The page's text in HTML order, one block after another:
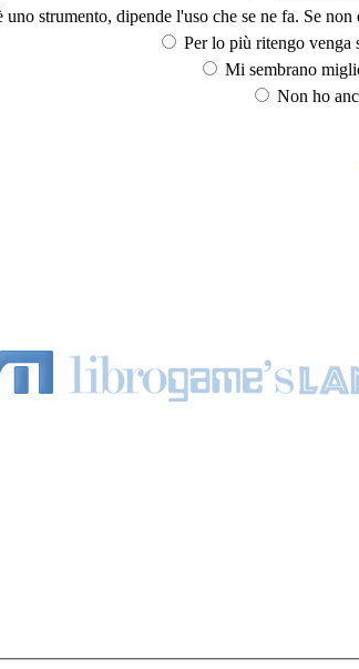
strumento, dipende l'uso che se ne fa. Se
Per lo più ritengo venga
Mi sembrano
Non ho